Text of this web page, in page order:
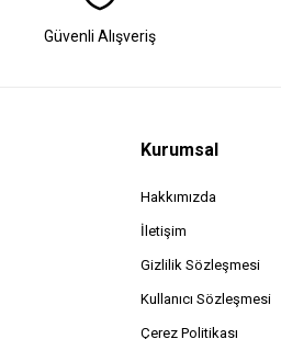
Güvenli Alışveriş
Kurumsal
Hakkımızda
İletişim
Gizlilik Sözleşmesi
Kullanıcı Sözleşmesi
Çerez Politikası